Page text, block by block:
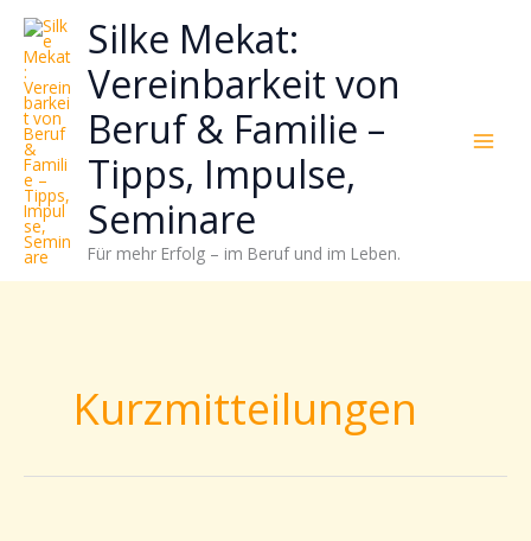
Zum
Inhalt
springen
Silke Mekat:
Vereinbarkeit von
Beruf & Familie –
Tipps, Impulse,
Seminare
Für mehr Erfolg – im Beruf und im Leben.
Kurzmitteilungen
wie
sich
Stress
reduzieren
Energie
gezielter
einsetzen
lässt?
Einfach